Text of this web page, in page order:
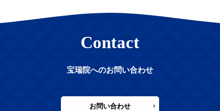
Contact
宝瑞院へのお問い合わせ
お問い合わせ